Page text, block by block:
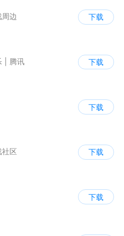
边
下载
腾讯
下载
下载
社区
下载
下载